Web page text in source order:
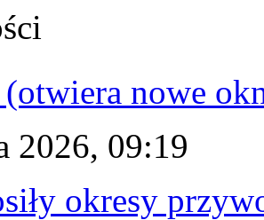
(otwiera nowe
2026, 09:19
okresy